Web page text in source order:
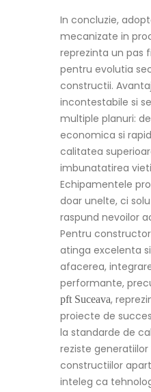
In concluzie,
mecanizate in
reprezinta un pas
pentru evolutia
constructii.
incontestabile si
multiple planuri:
economica si
calitatea
imbunatatirea
Echipamentele
doar unelte, ci
raspund nevoilor
Pentru
atinga excelenta
afacerea,
performante,
pft Suceava,
proiecte de
la standarde de
reziste generatiilor
constructiilor
inteleg ca